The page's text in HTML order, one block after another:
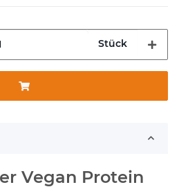
Stück
Vegan Protein